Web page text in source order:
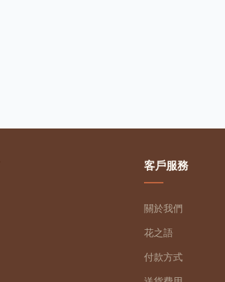
客戶服務
關於我們
花之語
付款方式